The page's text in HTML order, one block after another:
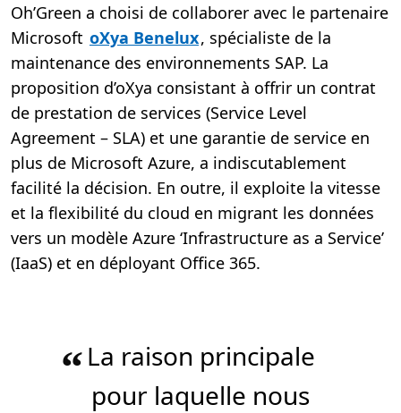
Oh’Green a choisi de collaborer avec le partenaire
Microsoft oXya Benelux, spécialiste de la
maintenance des environnements SAP. La
proposition d’oXya consistant à offrir un contrat
de prestation de services (Service Level
Agreement – SLA) et une garantie de service en
plus de Microsoft Azure, a indiscutablement
facilité la décision. En outre, il exploite la vitesse
et la flexibilité du cloud en migrant les données
vers un modèle Azure ‘Infrastructure as a Service’
(IaaS) et en déployant Office 365.
“La raison principale
pour laquelle nous